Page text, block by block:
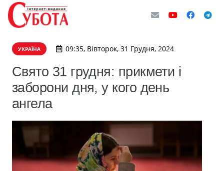
УКРАЇНА 09:35, Вівторок, 31 Грудня, 2024
Свято 31 грудня: прикмети і
заборони дня, у кого день
ангела